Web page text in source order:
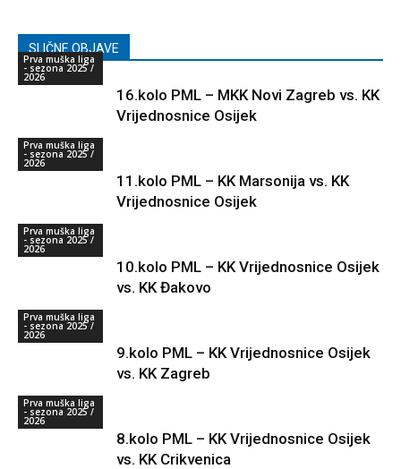
SLIČNE OBJAVE
Prva muška liga
- sezona 2025 /
2026
16.kolo PML – MKK Novi Zagreb vs. KK
Vrijednosnice Osijek
Prva muška liga
- sezona 2025 /
2026
11.kolo PML – KK Marsonija vs. KK
Vrijednosnice Osijek
Prva muška liga
- sezona 2025 /
2026
10.kolo PML – KK Vrijednosnice Osijek
vs. KK Đakovo
Prva muška liga
- sezona 2025 /
2026
9.kolo PML – KK Vrijednosnice Osijek
vs. KK Zagreb
Prva muška liga
- sezona 2025 /
2026
8.kolo PML – KK Vrijednosnice Osijek
vs. KK Crikvenica